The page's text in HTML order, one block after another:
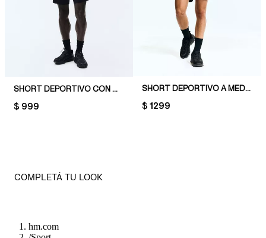
SHORT DEPORTIVO CON DRYMOVE™
PRICE:
$ 999
SHORT DEPORTIVO A MEDIA PIERNA CON DRYMOVE™
PRICE:
$ 1299
COMPLETÁ TU LOOK
hm.com